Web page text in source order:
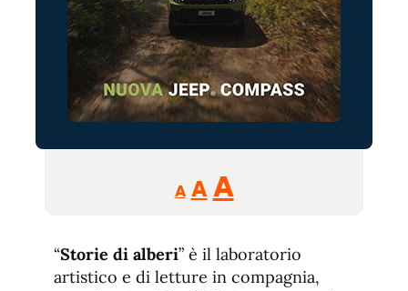
A
Reducir
tamaño
A Restablecer
de
fuente
AAumentar
de
“Storie di alberi” è il laboratorio
artistico e di letture in compagnia,